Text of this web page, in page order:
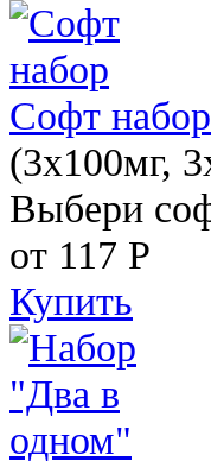
Софт набор
(3x100мг,
Выбери
от 117 Р
Купить